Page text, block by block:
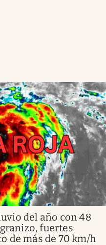
del año con 48
fuertes
de más de 70 km/h